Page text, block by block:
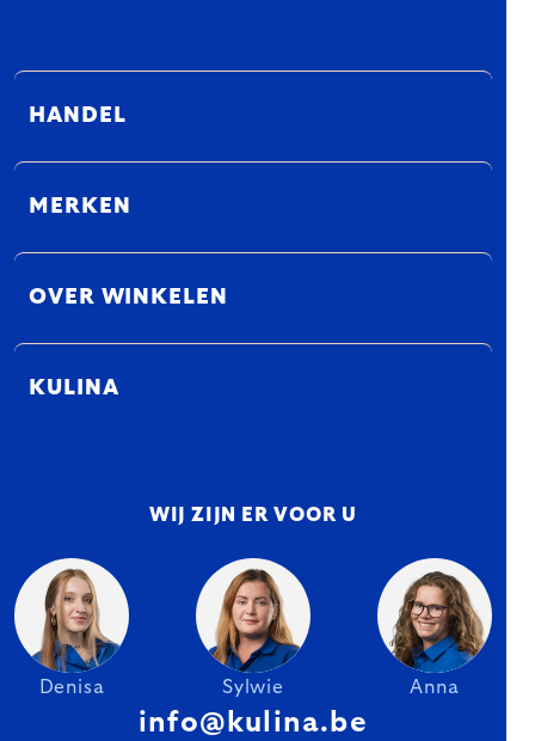
HANDEL
MERKEN
OVER WINKELEN
KULINA
WIJ ZIJN ER VOOR U
Denisa Sylwie Anna
info@kulina.be